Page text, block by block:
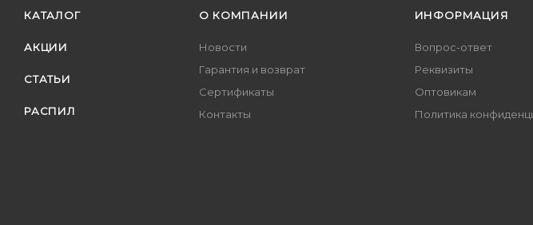
КАТАЛОГ
АКЦИИ
СТАТЬИ
РАСПИЛ
О КОМПАНИИ
Новости
Гарантия и возврат
Сертификаты
Контакты
ИНФОРМАЦИЯ
Вопрос-ответ
Реквизиты
Оптовикам
Политика